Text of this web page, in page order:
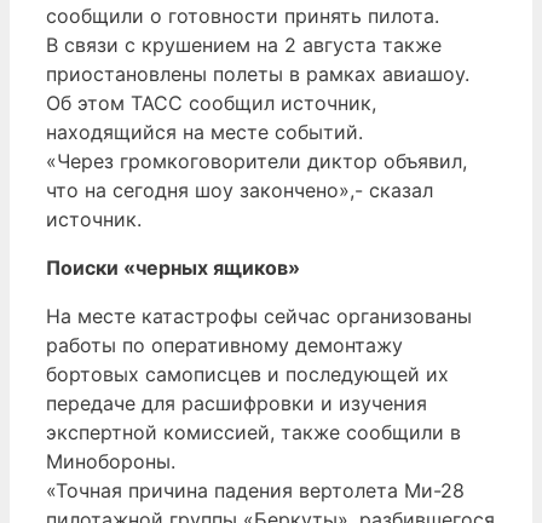
сообщили о готовности принять пилота.
В связи с крушением на 2 августа также
приостановлены полеты в рамках авиашоу.
Об этом ТАСС сообщил источник,
находящийся на месте событий.
«Через громкоговорители диктор объявил,
что на сегодня шоу закончено»,- сказал
источник.
Поиски «черных ящиков»
На месте катастрофы сейчас организованы
работы по оперативному демонтажу
бортовых самописцев и последующей их
передаче для расшифровки и изучения
экспертной комиссией, также сообщили в
Минобороны.
«Точная причина падения вертолета Ми-28